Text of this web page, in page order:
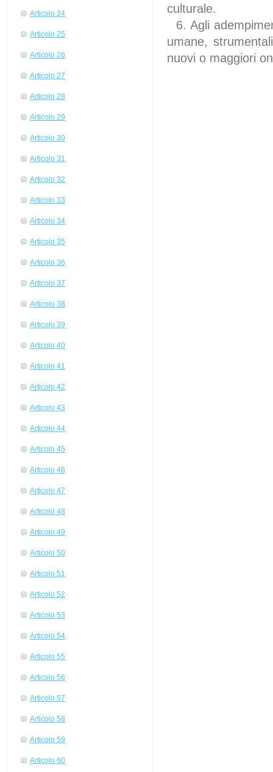
Articolo 24
Articolo 25
Articolo 26
Articolo 27
Articolo 28
Articolo 29
Articolo 30
Articolo 31
Articolo 32
Articolo 33
Articolo 34
Articolo 35
Articolo 36
Articolo 37
Articolo 38
Articolo 39
Articolo 40
Articolo 41
Articolo 42
Articolo 43
Articolo 44
Articolo 45
Articolo 46
Articolo 47
Articolo 48
Articolo 49
Articolo 50
Articolo 51
Articolo 52
Articolo 53
Articolo 54
Articolo 55
Articolo 56
Articolo 57
Articolo 58
Articolo 59
Articolo 60
culturale.
6. Agli
umane,
nuovi o maggiori